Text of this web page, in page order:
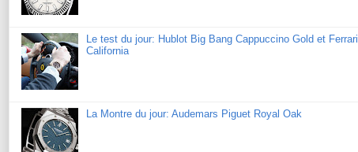
Le test du jour: Hublot Big Bang Cappuccino Gold et Ferrari
California
La Montre du jour: Audemars Piguet Royal Oak